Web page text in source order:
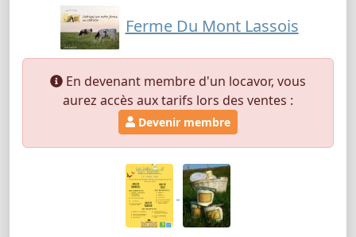
Ferme Du Mont Lassois
En devenant membre d'un locavor, vous
aurez accès aux tarifs lors des ventes :
Devenir membre